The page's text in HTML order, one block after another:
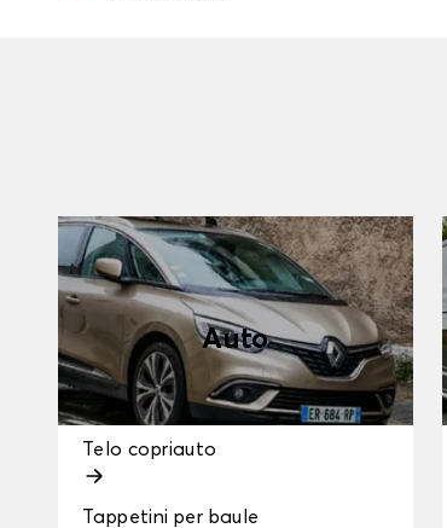
Auto
Telo copriauto
Tappetini per baule